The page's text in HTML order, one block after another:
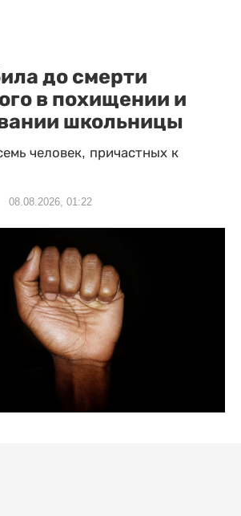
до смерти
в похищении и
школьницы
человек, причастных к
08.08.2026, 01:22